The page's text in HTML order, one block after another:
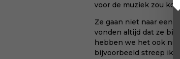
voor de muziek zou
Ze gaan niet naar een
vonden altijd dat ze bij
hebben we het ook
bijvoorbeeld streep ik